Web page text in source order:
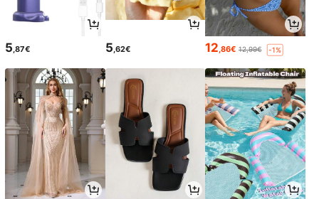
5,87€ 5,62€ 12,86€ 12,99€ -1%